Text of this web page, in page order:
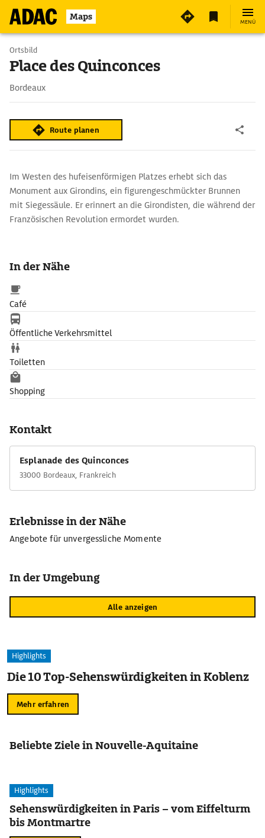
Maps MENÜ
Ortsbild
Place des Quinconces
Bordeaux
Route planen
Im Westen des hufeisenförmigen Platzes erhebt sich das
Monument aux Girondins, ein figurengeschmückter Brunnen
mit Siegessäule. Er erinnert an die Girondisten, die während der
Französischen Revolution ermordet wurden.
In der Nähe
Café
Öffentliche Verkehrsmittel
Toiletten
Shopping
Kontakt
Esplanade des Quinconces
33000 Bordeaux, Frankreich
Erlebnisse in der Nähe
Angebote für unvergessliche Momente
In der Umgebung
Alle anzeigen
Highlights
Die 10 Top-Sehenswürdigkeiten in Koblenz
Mehr erfahren
Beliebte Ziele in Nouvelle-Aquitaine
Highlights
Sehenswürdigkeiten in Paris – vom Eiffelturm
bis Montmartre